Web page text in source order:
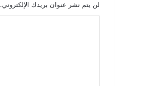
لن يتم نشر عنوان بريدك الإلكتروني.